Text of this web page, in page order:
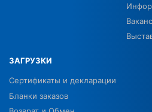
ЗАГРУЗКИ
Сертификаты и декларации
Бланки заказов